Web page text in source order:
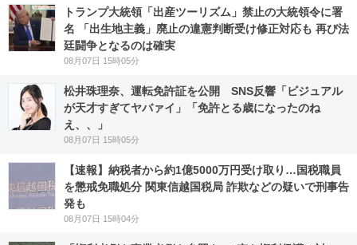
トランプ大統領「出産ツーリズム」禁止の大統領令に署
名 「出生地主義」廃止の違憲判断受け修正対応も 再び法
廷闘争となるのは確実
08月07日 15時05分
松井珠理奈、運転免許証を公開 SNS反響「ビジュアル
が天才すぎてヤバァイ」「免許とる歳になったのね
え、、」
08月07日 15時05分
【速報】納税者から約1億5000万円受け取り…国税職員
を懲戒免職処分 関東信越国税局 詐欺などの疑いで刑事告
発も
08月07日 15時04分